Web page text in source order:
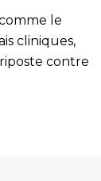
le
cliniques,
contre